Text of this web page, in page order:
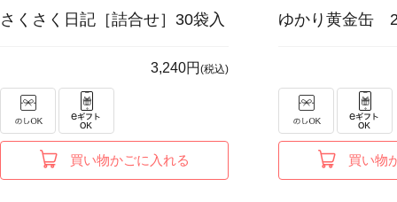
さくさく日記［詰合せ］30袋入
3,240円 (税込)
買い物かごに入れる
ゆかり黄金缶
買い物